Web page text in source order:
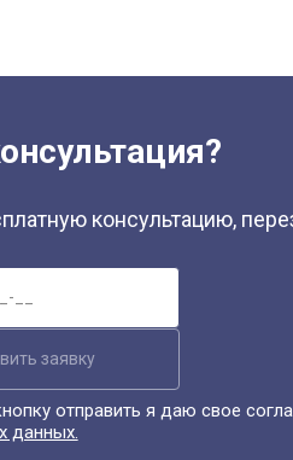
консультацию,
заявку
отправить я даю свое
данных.